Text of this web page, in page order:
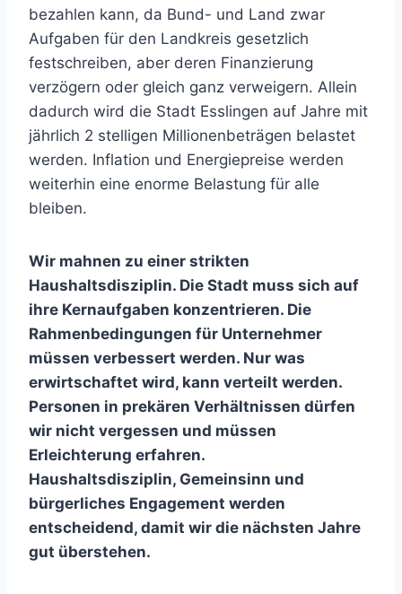
bezahlen kann, da Bund- und Land zwar
Aufgaben für den Landkreis gesetzlich
festschreiben, aber deren Finanzierung
verzögern oder gleich ganz verweigern. Allein
dadurch wird die Stadt Esslingen auf Jahre mit
jährlich 2 stelligen Millionenbeträgen belastet
werden. Inflation und Energiepreise werden
weiterhin eine enorme Belastung für alle
bleiben.
Wir mahnen zu einer strikten
Haushaltsdisziplin. Die Stadt muss sich auf
ihre Kernaufgaben konzentrieren. Die
Rahmenbedingungen für Unternehmer
müssen verbessert werden. Nur was
erwirtschaftet wird, kann verteilt werden.
Personen in prekären Verhältnissen dürfen
wir nicht vergessen und müssen
Erleichterung erfahren.
Haushaltsdisziplin, Gemeinsinn und
bürgerliches Engagement werden
entscheidend, damit wir die nächsten Jahre
gut überstehen.